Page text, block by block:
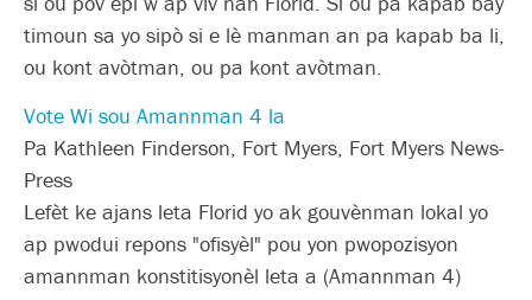
timoun sa yo sipò si e lè manman an pa kapab ba li,
ou kont avòtman, ou pa kont avòtman.
Vote Wi sou Amannman 4 la
Pa Kathleen Finderson, Fort Myers, Fort Myers News-
Press
Lefèt ke ajans leta Florid yo ak gouvènman lokal yo
ap pwodui repons "ofisyèl" pou yon pwopozisyon
amannman konstitisyonèl leta a (Amannman 4)